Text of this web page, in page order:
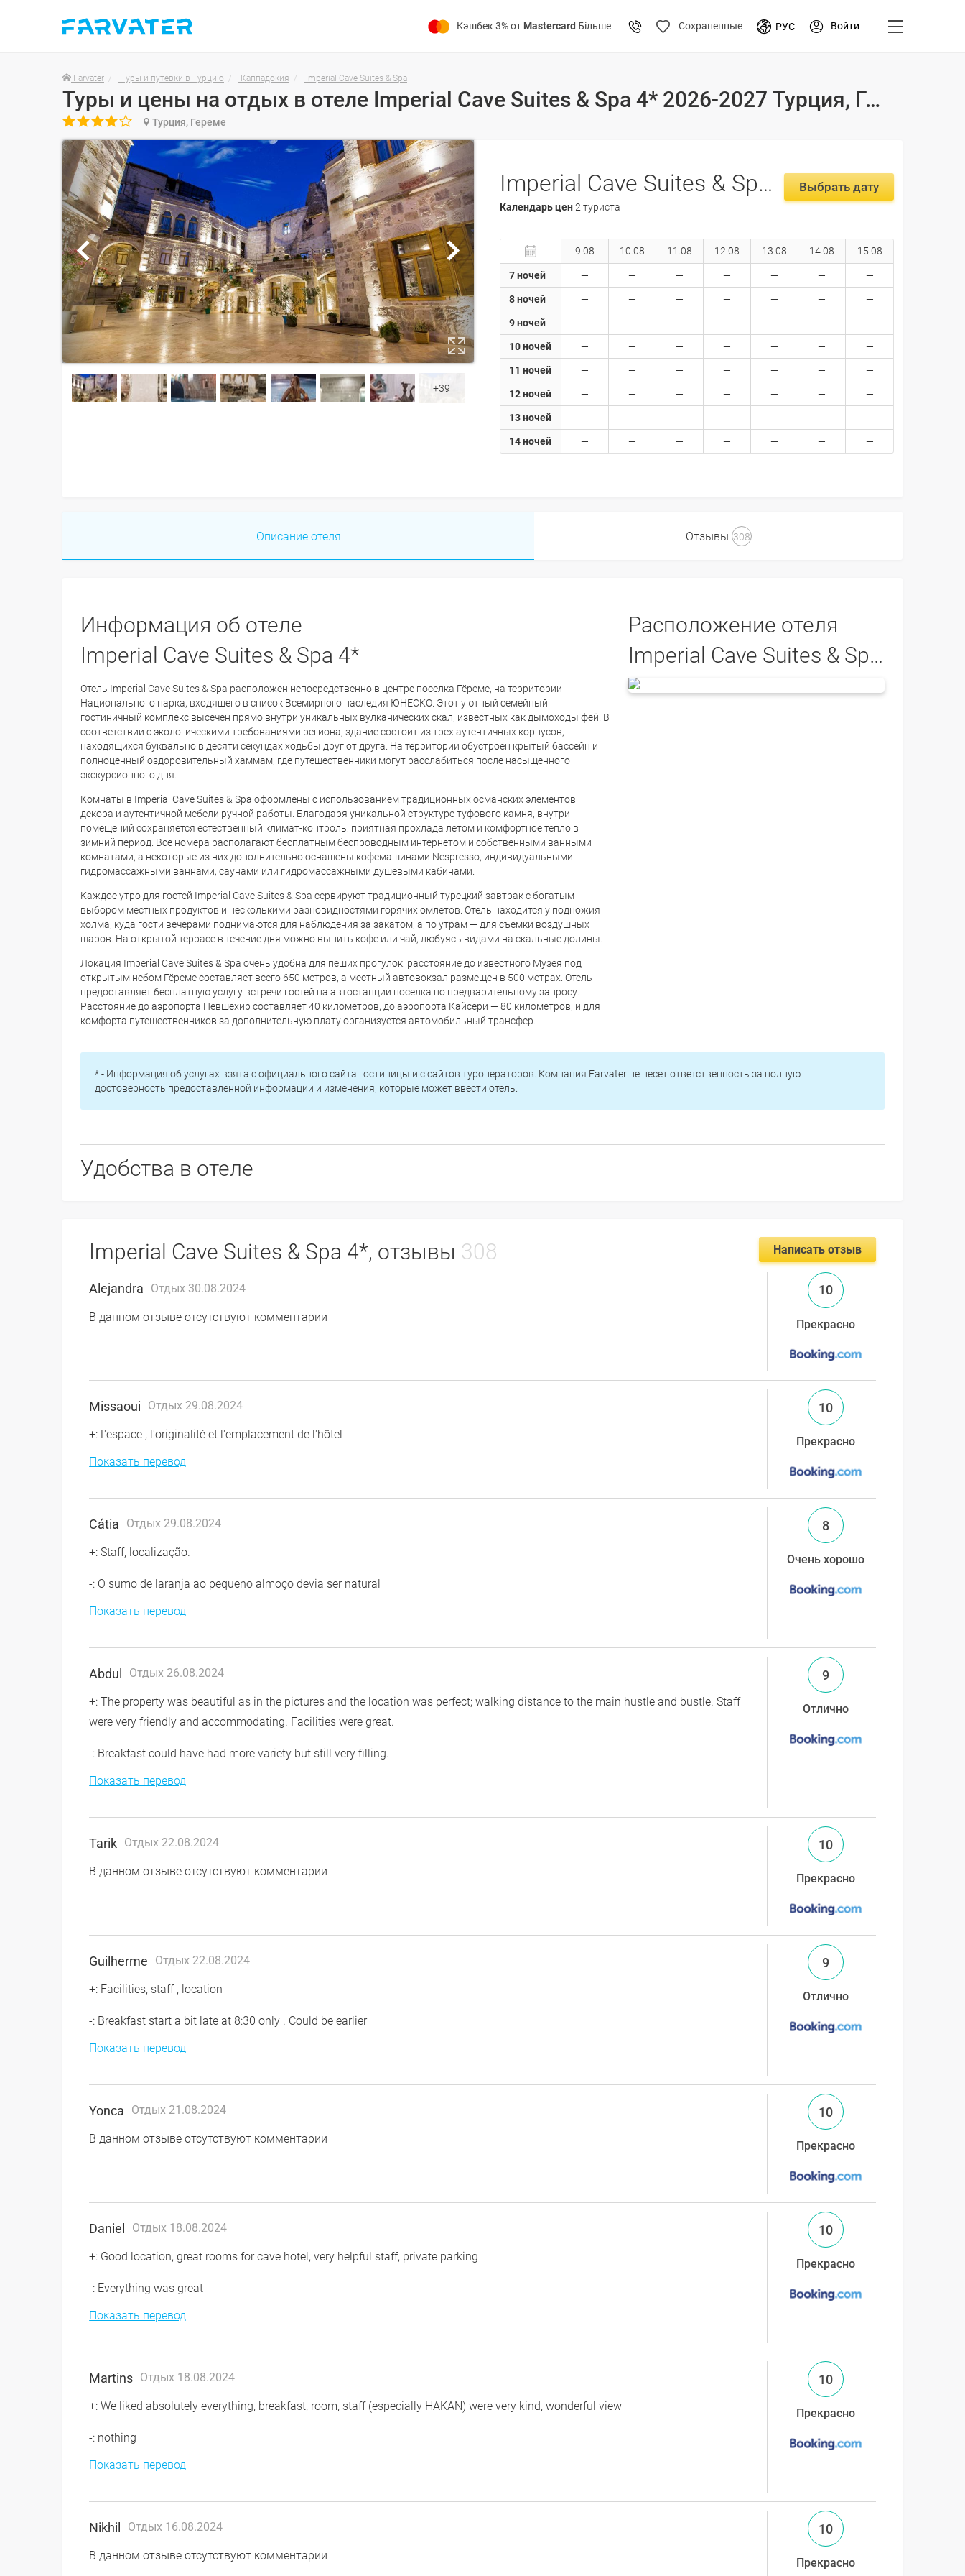
Кэшбек 3% от Mastercard Більше Сохраненные РУС Войти
Farvater Туры и путевки в Турцию Каппадокия Imperial Cave Suites & Spa
Туры и цены на отдых в отеле Imperial Cave Suites & Spa 4* 2026-2027 Турция, Гереме
 Турция, Гереме
+39
Imperial Cave Suites & Spa 4*
Календарь цен2 туриста
Выбрать дату
7 ночей
8 ночей
9 ночей
10 ночей
11 ночей
12 ночей
13 ночей
14 ночей
9.08 10.08 11.08 12.08 13.08 14.08 15.08
Описание отеля Отзывы 308
Информация об отеле
Imperial Cave Suites & Spa 4*
Отель Imperial Cave Suites & Spa расположен непосредственно в центре поселка Гёреме, на территории
Национального парка, входящего в список Всемирного наследия ЮНЕСКО. Этот уютный семейный
гостиничный комплекс высечен прямо внутри уникальных вулканических скал, известных как дымоходы фей. В
соответствии с экологическими требованиями региона, здание состоит из трех аутентичных корпусов,
находящихся буквально в десяти секундах ходьбы друг от друга. На территории обустроен крытый бассейн и
полноценный оздоровительный хаммам, где путешественники могут расслабиться после насыщенного
экскурсионного дня.
Комнаты в Imperial Cave Suites & Spa оформлены с использованием традиционных османских элементов
декора и аутентичной мебели ручной работы. Благодаря уникальной структуре туфового камня, внутри
помещений сохраняется естественный климат-контроль: приятная прохлада летом и комфортное тепло в
зимний период. Все номера располагают бесплатным беспроводным интернетом и собственными ванными
комнатами, а некоторые из них дополнительно оснащены кофемашинами Nespresso, индивидуальными
гидромассажными ваннами, саунами или гидромассажными душевыми кабинами.
Каждое утро для гостей Imperial Cave Suites & Spa сервируют традиционный турецкий завтрак с богатым
выбором местных продуктов и несколькими разновидностями горячих омлетов. Отель находится у подножия
холма, куда гости вечерами поднимаются для наблюдения за закатом, а по утрам — для съемки воздушных
шаров. На открытой террасе в течение дня можно выпить кофе или чай, любуясь видами на скальные долины.
Локация Imperial Cave Suites & Spa очень удобна для пеших прогулок: расстояние до известного Музея под
открытым небом Гёреме составляет всего 650 метров, а местный автовокзал размещен в 500 метрах. Отель
предоставляет бесплатную услугу встречи гостей на автостанции поселка по предварительному запросу.
Расстояние до аэропорта Невшехир составляет 40 километров, до аэропорта Кайсери — 80 километров, и для
комфорта путешественников за дополнительную плату организуется автомобильный трансфер.
Расположение отеля
Imperial Cave Suites & Spa 4*
* - Информация об услугах взята с официального сайта гостиницы и с сайтов туроператоров. Компания Farvater не несет ответственность за полную
достоверность предоставленной информации и изменения, которые может ввести отель.
Удобства в отеле
Imperial Cave Suites & Spa 4*, отзывы 308 Написать отзыв
Alejandra Отдых 30.08.2024
В данном отзыве отсутствуют комментарии
10
Прекрасно
Missaoui Отдых 29.08.2024
+: L'espace , l'originalité et l'emplacement de l'hôtel
Показать перевод
10
Прекрасно
Cátia Отдых 29.08.2024
+: Staff, localização.
-: O sumo de laranja ao pequeno almoço devia ser natural
Показать перевод
8
Очень хорошо
Abdul Отдых 26.08.2024
+: The property was beautiful as in the pictures and the location was perfect; walking distance to the main hustle and bustle. Staff
were very friendly and accommodating. Facilities were great.
-: Breakfast could have had more variety but still very filling.
Показать перевод
9
Отлично
Tarik Отдых 22.08.2024
В данном отзыве отсутствуют комментарии
10
Прекрасно
Guilherme Отдых 22.08.2024
+: Facilities, staff , location
-: Breakfast start a bit late at 8:30 only . Could be earlier
Показать перевод
9
Отлично
Yonca Отдых 21.08.2024
В данном отзыве отсутствуют комментарии
10
Прекрасно
Daniel Отдых 18.08.2024
+: Good location, great rooms for cave hotel, very helpful staff, private parking
-: Everything was great
Показать перевод
10
Прекрасно
Martins Отдых 18.08.2024
+: We liked absolutely everything, breakfast, room, staff (especially HAKAN) were very kind, wonderful view
-: nothing
Показать перевод
10
Прекрасно
Nikhil Отдых 16.08.2024
В данном отзыве отсутствуют комментарии
10
Прекрасно